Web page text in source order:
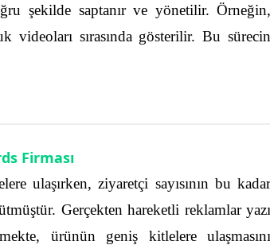
şekilde saptanır ve yönetilir. Örneğin,
sırasında gösterilir. Bu sürecin
Firması
ulaşırken, ziyaretçi sayısının bu kadar
Gerçekten hareketli reklamlar yazı
ürünün geniş kitlelere ulaşmasını